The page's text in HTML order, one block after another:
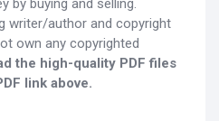
by buying and selling.
writer/author and copyright
own any copyrighted
the high-quality PDF files
link above.